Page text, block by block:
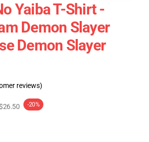
Yaiba T-Shirt -
Demon Slayer
Demon Slayer
reviews)
-20%